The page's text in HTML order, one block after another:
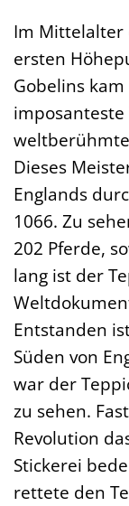
Im Mittelalter
ersten
Gobelins
Dieses
Englands
1066. Zu
202 Pferde,
lang ist der
Entstanden
Süden von
war der
zu sehen.
Revolution
Stickerei
rettete den